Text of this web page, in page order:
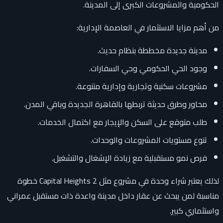
الحكومية والمشروعات الكبرى إلى المدينة.
من أهم مزايا الاستثمار في العاصمة الإدارية:
مدينة جديدة مخططة بنظام حديث.
وجود الحي الحكومي وحي السفارات.
مشروعات سكنية وتجارية وإدارية متنوعة.
محاور وطرق حديثة تربطها بالقاهرة الجديدة وباقي المدن.
طلب متوقع على السكن والإيجار مع اكتمال الخدمات.
تنوع مستويات المشروعات والوحدات.
فرص نمو مستقبلية مع زيادة الإشغال والتشغيل.
لذلك يعتبر شراء وحدة في مشروع مثل Capital Heights 2 خطوة
مناسبة لمن يبحث عن عقار داخل مدينة واعدة ذات مستقبل عمراني
واستثماري كبير.